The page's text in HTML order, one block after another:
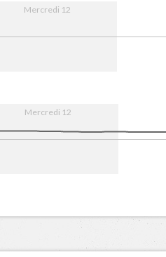
Mercredi 12
Mercredi 12